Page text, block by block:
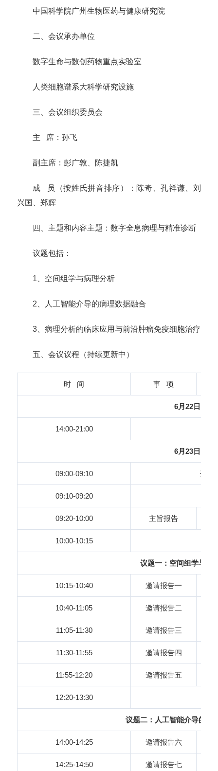
中国科学院广州生物医药与健康研究院
二、会议承办单位
数字生命与数创药物重点实验室
人类细胞谱系大科学研究设施
三、会议组织委员会
主 席：孙飞
副主席：彭广敦、陈捷凯
成 员（按姓氏拼音排序）：陈奇、孔祥谦、刘
兴国、郑辉
四、主题和内容主题：数字全息病理与精准诊断
议题包括：
1、空间组学与病理分析
2、人工智能介导的病理数据融合
3、病理分析的临床应用与前沿肿瘤免疫细胞治疗
五、会议议程（持续更新中）
时 间 事 项
6月22日
14:00-21:00
6月23日
09:00-09:10 开幕
09:10-09:20
09:20-10:00 主旨报告
10:00-10:15
议题一：空间组学与病
10:15-10:40 邀请报告一
10:40-11:05 邀请报告二
11:05-11:30 邀请报告三
11:30-11:55 邀请报告四
11:55-12:20 邀请报告五
12:20-13:30
议题二：人工智能介导的病
14:00-14:25 邀请报告六
14:25-14:50 邀请报告七